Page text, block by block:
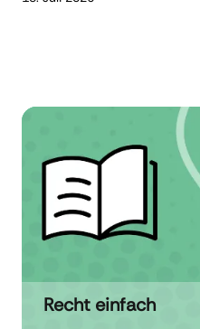
Recht einfach